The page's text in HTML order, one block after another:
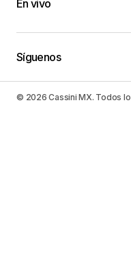
En vivo
Síguenos
© 2026 Cassini MX. Todos